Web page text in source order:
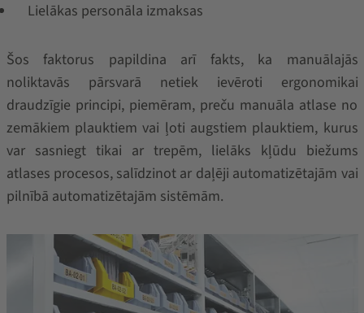
Lielākas personāla izmaksas
Šos faktorus papildina arī fakts, ka manuālajās
noliktavās pārsvarā netiek ievēroti ergonomikai
draudzīgie principi, piemēram, preču manuāla atlase no
zemākiem plauktiem vai ļoti augstiem plauktiem, kurus
var sasniegt tikai ar trepēm, lielāks kļūdu biežums
atlases procesos, salīdzinot ar daļēji automatizētajām vai
pilnībā automatizētajām sistēmām.